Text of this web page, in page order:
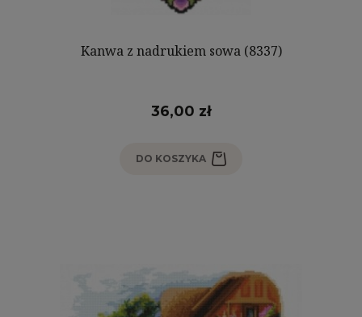
Kanwa z nadrukiem sowa (8337)
36,00 zł
DO KOSZYKA